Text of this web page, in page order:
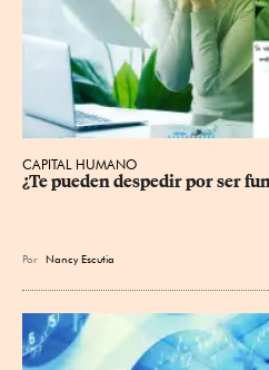
CAPITAL HUMANO
¿Te pueden despedir por ser
Por Nancy Escutia